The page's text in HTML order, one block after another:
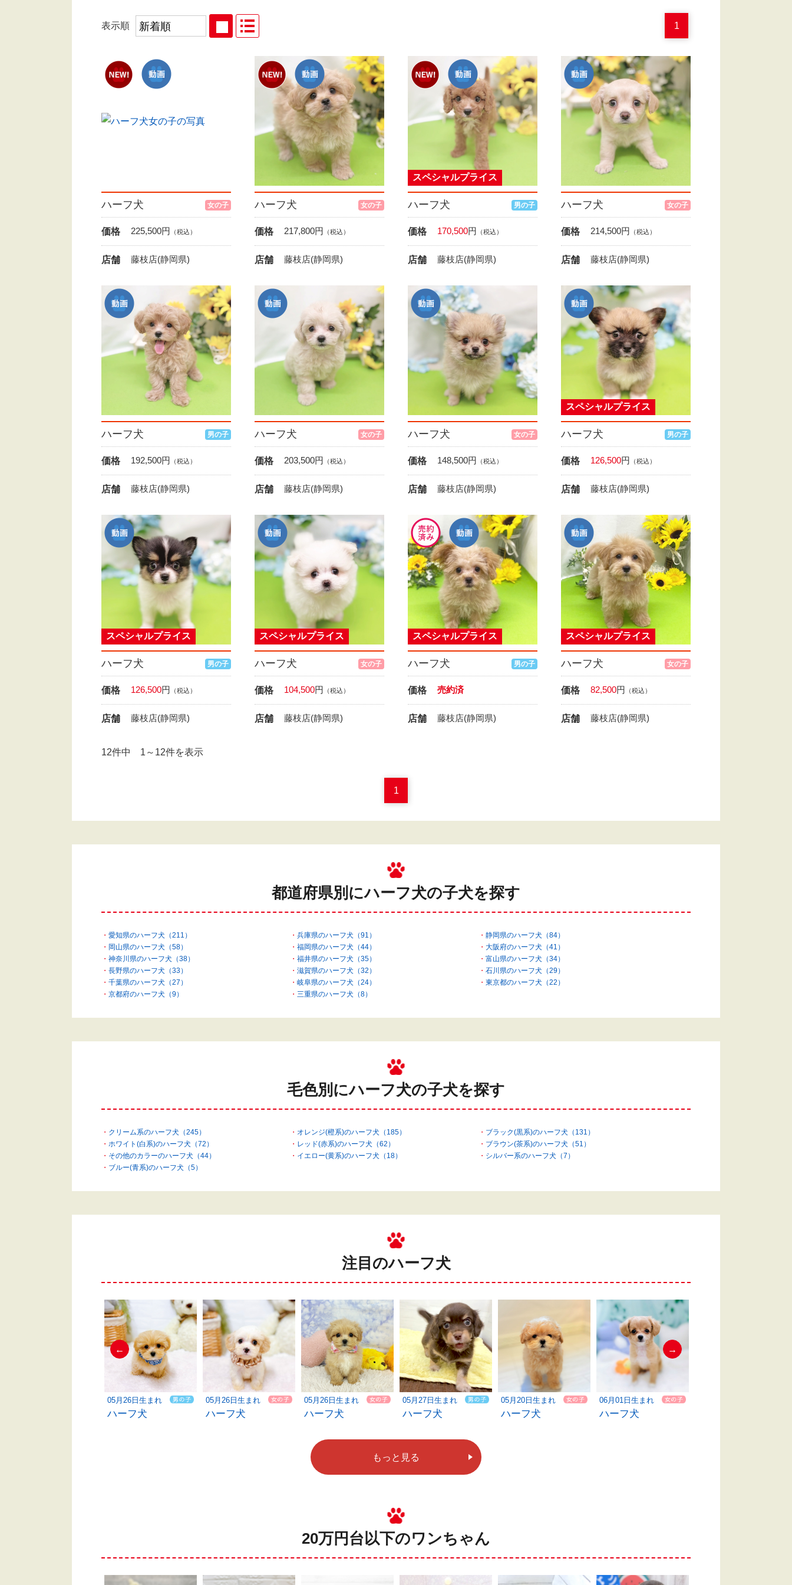
表示順 1
ハーフ犬 女の子
価格 225,500円 （税込）
店舗 藤枝店(静岡県)
ハーフ犬 女の子
価格 217,800円 （税込）
店舗 藤枝店(静岡県)
ハーフ犬 男の子
スペシャルプライス
価格 170,500円 （税込）
店舗 藤枝店(静岡県)
ハーフ犬 女の子
価格 214,500円 （税込）
店舗 藤枝店(静岡県)
ハーフ犬 男の子
価格 192,500円 （税込）
店舗 藤枝店(静岡県)
ハーフ犬 女の子
価格 203,500円 （税込）
店舗 藤枝店(静岡県)
ハーフ犬 女の子
価格 148,500円 （税込）
店舗 藤枝店(静岡県)
ハーフ犬 男の子
スペシャルプライス
価格 126,500円 （税込）
店舗 藤枝店(静岡県)
ハーフ犬 男の子
スペシャルプライス
価格 126,500円 （税込）
店舗 藤枝店(静岡県)
ハーフ犬 女の子
スペシャルプライス
価格 104,500円 （税込）
店舗 藤枝店(静岡県)
ハーフ犬 男の子
スペシャルプライス
価格 売約済
店舗 藤枝店(静岡県)
ハーフ犬 女の子
スペシャルプライス
価格 82,500円 （税込）
店舗 藤枝店(静岡県)
12件中 1～12件を表示
1
都道府県別にハーフ犬の子犬を探す
愛知県のハーフ犬（211） 兵庫県のハーフ犬（91）
静岡県のハーフ犬（84）
岡山県のハーフ犬（58）
福岡県のハーフ犬（44）
大阪府のハーフ犬（41）
神奈川県のハーフ犬（38）
福井県のハーフ犬（35）
富山県のハーフ犬（34）
長野県のハーフ犬（33）
滋賀県のハーフ犬（32）
石川県のハーフ犬（29）
千葉県のハーフ犬（27）
岐阜県のハーフ犬（24）
東京都のハーフ犬（22）
京都府のハーフ犬（9）
三重県のハーフ犬（8）
毛色別にハーフ犬の子犬を探す
クリーム系のハーフ犬（245） オレンジ(橙系)のハーフ犬（185）
ブラック(黒系)のハーフ犬（131）
ホワイト(白系)のハーフ犬（72）
レッド(赤系)のハーフ犬（62）
ブラウン(茶系)のハーフ犬（51）
その他のカラーのハーフ犬（44）
イエロー(黄系)のハーフ犬（18）
シルバー系のハーフ犬（7）
ブルー(青系)のハーフ犬（5）
注目のハーフ犬
←
05月26日生まれ
ハーフ犬
05月26日生まれ
ハーフ犬
05月26日生まれ
ハーフ犬
05月27日生まれ
ハーフ犬
05月20日生まれ
ハーフ犬
06月01日生まれ
ハーフ犬
→
もっと見る
20万円台以下のワンちゃん